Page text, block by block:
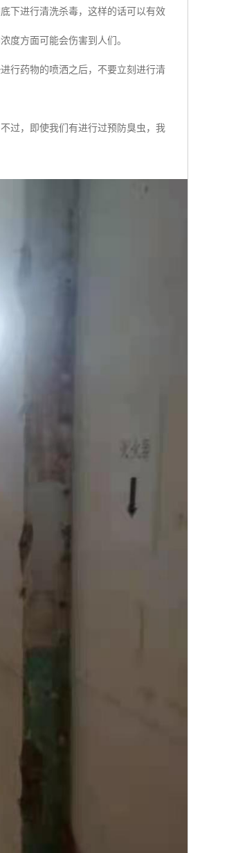
下进行清洗杀毒，这样的话可以有效
度方面可能会伤害到人们。
行药物的喷洒之后，不要立刻进行清
过，即使我们有进行过预防臭虫，我